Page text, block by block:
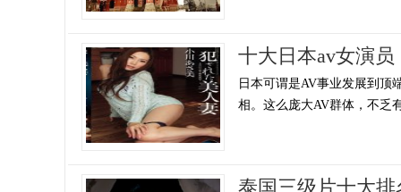
十大日本av女演
日本可谓是AV事业发展到顶
相。这么庞大AV群体，不乏
泰国三级片十大